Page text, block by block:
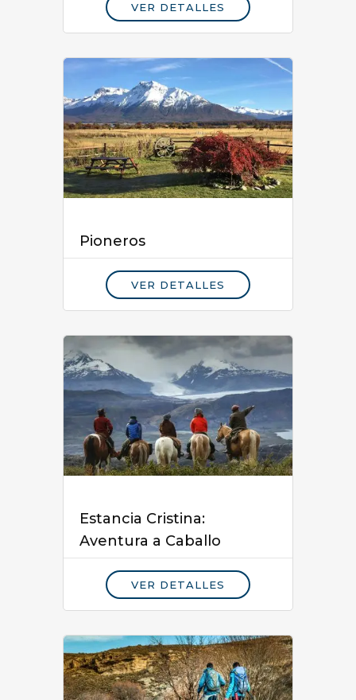
VER DETALLES
Pioneros
VER DETALLES
Estancia Cristina:
Aventura a Caballo
VER DETALLES